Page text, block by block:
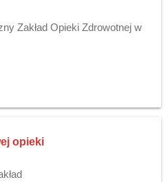
Zakład Opieki Zdrowotnej w
opieki